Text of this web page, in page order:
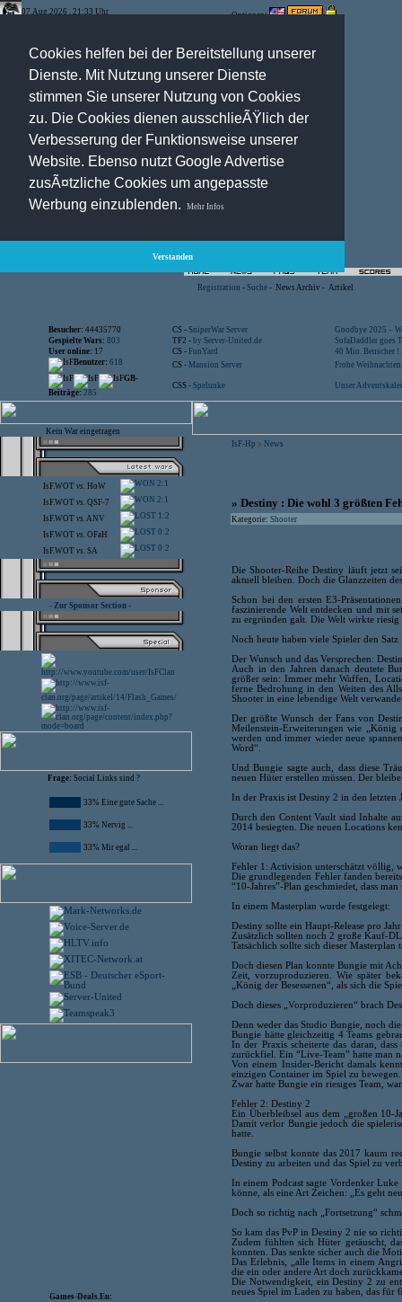
Cookies helfen bei der Bereitstellung unserer
Dienste. Mit Nutzung unserer Dienste
stimmen Sie unserer Nutzung von Cookies
zu. Die Cookies dienen ausschlieÃŸlich der
Verbesserung der Funktionsweise unserer
Website. Ebenso nutzt Google Advertise
zusÃ¤tzliche Cookies um angepasste
Werbung einzublenden.
Mehr Infos
Verstanden
07.Aug.2026 , 21:33 Uhr Optionen:
Registration - Suche - News Archiv - Artikel
Besucher: 44435770 CS - SniperWar Server
Goodbye 2025 –
Gespielte Wars: 803 TF2 - by Server-United.de
SofaDaddler goes
User online: 17 CS - FunYard
40 Mio. Beuscher
Benutzer: 618 CS - Mansion Server
Frohe
GB-
Beiträge: 285
CSS - Spelunke Unser
Kein War eingetragen
IsF.WOT vs. HoW 2:1
IsF.WOT vs. QSF-7 2:1
IsF.WOT vs.ANV 1:2
IsF.WOT vs. OFaH 0:2
IsF.WOT vs. SA 0:2
- Zur Sponsor Section -
Frage: Social Links sind ?
33% Eine gute Sache ...
33% Nervig ...
33% Mir egal ...
Games-Deals.Eu:
IsF-Hp > News
» Destiny : Die wohl 3 größten
Kategorie: Shooter
Die Shooter-Reihe Destiny läuft jetzt
aktuell bleiben. Doch die Glanzzeiten
Schon bei den ersten E3-
faszinierende Welt entdecken und mit
zu ergründen galt. Die Welt wirkte
Noch heute haben viele Spieler den
Der Wunsch und das Versprechen:
Auch in den Jahren danach deutete
größer sein: Immer mehr Waffen,
ferne Bedrohung in den Weiten des
Shooter in eine lebendige Welt
Der größte Wunsch der Fans von
Meilenstein-Erweiterungen wie „König
werden und immer wieder neue
Word“.
Und Bungie sagte auch, dass diese
neuen Hüter erstellen müssen. Der
In der Praxis ist Destiny 2 in den
Durch den Content Vault sind Inhalte
2014 besiegten. Die neuen Locations
Woran liegt das?
Fehler 1: Activision unterschätzt völlig,
Die grundlegenden Fehler fanden
“10-Jahres”-Plan geschmiedet, dass
In einem Masterplan wurde festgelegt:
Destiny sollte ein Haupt-Release pro
Zusätzlich sollten noch 2 große Kauf-
Tatsächlich sollte sich dieser Masterplan
Doch diesen Plan konnte Bungie mit
Zeit, vorzuproduzieren. Wie später
„König der Besessenen“, als sich die
Doch dieses „Vorproduzieren“ brach
Denn weder das Studio Bungie, noch
Bungie hätte gleichzeitig 4 Teams
In der Praxis scheiterte das daran,
zurückfiel. Ein “Live-Team” hatte man
Von einem Insider-Bericht damals
einzigen Container im Spiel zu bewegen.
Zwar hatte Bungie ein riesiges Team,
Fehler 2: Destiny 2
Ein Überbleibsel aus dem „großen 10-
Damit verlor Bungie jedoch die
hatte.
Bungie selbst konnte das 2017 kaum
Destiny zu arbeiten und das Spiel zu
In einem Podcast sagte Vordenker
könne, als eine Art Zeichen: „Es geht
Doch so richtig nach „Fortsetzung“
So kam das PvP in Destiny 2 nie so
Zudem fühlten sich Hüter getäuscht,
konnten. Das senkte sicher auch die
Das Erlebnis, „alle Items in einem
die ein oder andere Art doch
Die Notwendigkeit, ein Destiny 2 zu
neues Spiel im Laden zu haben, das für